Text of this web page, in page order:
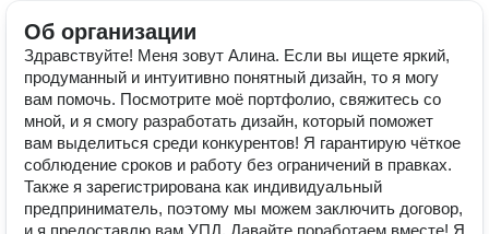
Об организации
Здравствуйте! Меня зовут Алина. Если вы ищете яркий,
продуманный и интуитивно понятный дизайн, то я могу
вам помочь. Посмотрите моё портфолио, свяжитесь со
мной, и я смогу разработать дизайн, который поможет
вам выделиться среди конкурентов! Я гарантирую чёткое
соблюдение сроков и работу без ограничений в правках.
Также я зарегистрирована как индивидуальный
предприниматель, поэтому мы можем заключить договор,
и я предоставлю вам УПД. Давайте поработаем вместе! Я